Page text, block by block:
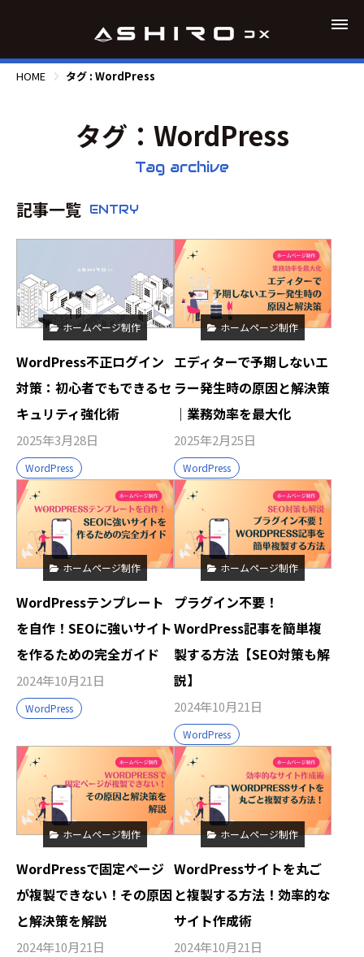
HOME タグ : WordPress
タグ：WordPress
Tag archive
記事一覧 ENTRY
ホームページ制作
WordPress不正ログイン
対策：初心者でもできるセ
キュリティ強化術
2025年3月28日
WordPress
ホームページ制作
エディターで予期しないエ
ラー発生時の原因と解決策
｜業務効率を最大化
2025年2月25日
WordPress
ホームページ制作
WordPressテンプレート
を自作！SEOに強いサイト
を作るための完全ガイド
2024年10月21日
WordPress
ホームページ制作
プラグイン不要！
WordPress記事を簡単複
製する方法【SEO対策も解
説】
2024年10月21日
WordPress
ホームページ制作
WordPressで固定ページ
が複製できない！その原因
と解決策を解説
2024年10月21日
ホームページ制作
WordPressサイトを丸ご
と複製する方法！効率的な
サイト作成術
2024年10月21日